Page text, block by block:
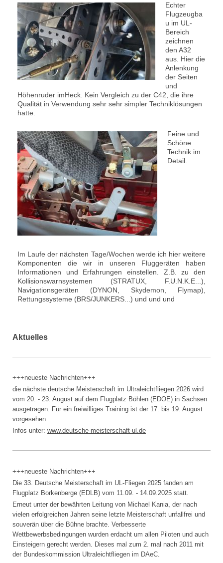
Echter
Flugzeugba
u im UL-
Bereich
zeichnen
den A32
aus. Hier die
Anlenkung
der Seiten
und
Höhenruder imHeck. Kein Vergleich zu der C42, die ihre
Qualität in Verwendung sehr sehr simpler Techniklösungen
hatte.
Feine und
Schöne
Technik im
Detail.
Im Laufe der nächsten Tage/Wochen werde ich hier weitere
Komponenten die wir in unseren Fluggeräten haben
Informationen und Erfahrungen einstellen. Z.B. zu den
Kollisionswarnsystemen (STRATUX, F.U.N.K.E...),
Navigationsgeräten (DYNON, Skydemon, Flymap),
Rettungssysteme (BRS/JUNKERS...) und und und
Aktuelles
+++neueste Nachrichten+++
die nächste deutsche Meisterschaft im Ultraleichtfliegen 2026 wird
vom 20. - 23. August auf dem Flugplatz Böhlen (EDOE) in Sachsen
ausgetragen. Für ein freiwilliges Training ist der 17. bis 19. August
vorgesehen.
Infos unter: www.deutsche-meisterschaft-ul.de
+++neueste Nachrichten+++
Die 33. Deutsche Meisterschaft im UL-Fliegen 2025 fanden am
Flugplatz Borkenberge (EDLB) vom 11.09. - 14.09.2025 statt.
Erneut unter der bewährten Leitung von Michael Kania, der nach
vielen erfolgreichen Jahren seine letzte Meisterschaft unfallfrei und
souverän über die Bühne brachte. Verbesserte
Wettbewerbsbedingungen wurden erdacht um allen Piloten und auch
Einsteigern gerecht werden. Dieses mal zum 2. mal nach 2011 mit
der Bundeskommission Ultraleichtfliegen im DAeC.